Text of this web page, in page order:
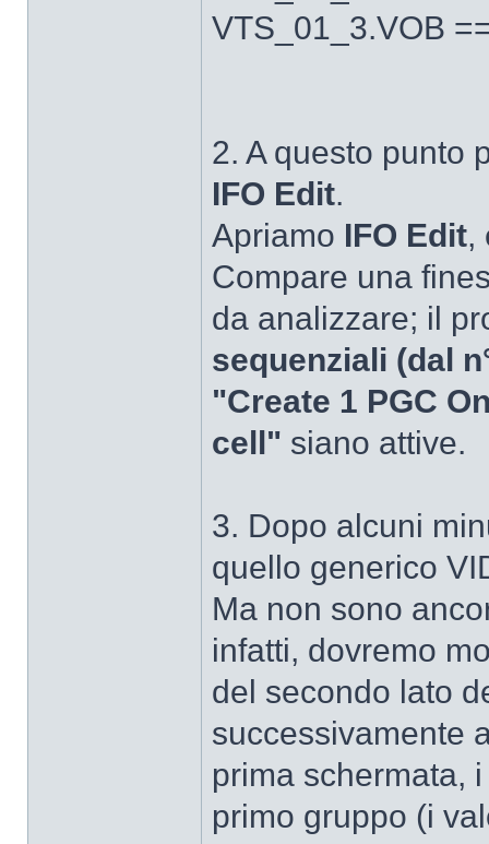
VTS_01_3.VOB
2. A questo punto
IFO Edit.
Apriamo IFO Edit,
Compare una
da analizzare; il
sequenziali (dal
"Create 1 PGC
cell" siano attive.
3. Dopo alcuni
quello generico
Ma non sono
infatti, dovremo
del secondo lato
successivamente
prima schermata,
primo gruppo (i